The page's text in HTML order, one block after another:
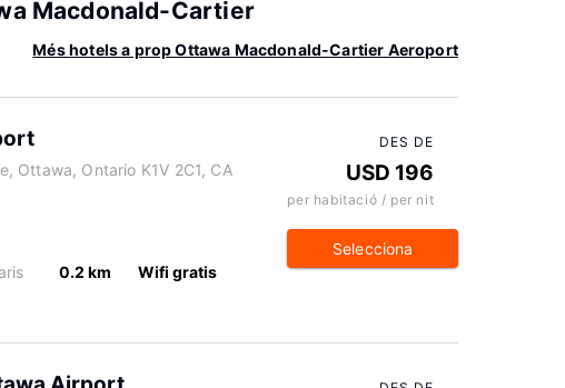
Macdonald-Cartier
Més hotels a prop Ottawa Macdonald-Cartier Aeroport
Ottawa, Ontario K1V 2C1, CA
0.2 km Wifi gratis
DES DE
USD 196
per habitació / per nit
Selecciona